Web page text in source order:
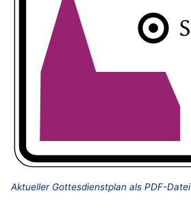
Aktueller Gottesdienstplan als PDF-Datei